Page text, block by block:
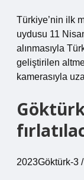
Türkiye’nin ilk
uydusu 11
alınmasıyla
geliştirilen
kamerasıyla
2023Göktürk-3 /